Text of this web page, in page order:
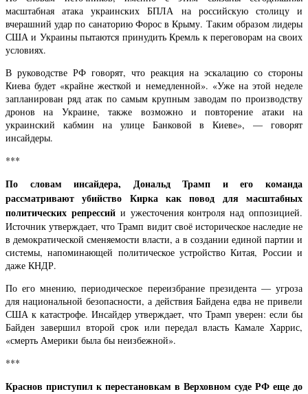
масштабная атака украинских БПЛА на российскую столицу и
вчерашний удар по санаторию Форос в Крыму. Таким образом лидеры
США и Украины пытаются принудить Кремль к переговорам на своих
условиях.
В руководстве РФ говорят, что реакция на эскалацию со стороны
Киева будет «крайне жесткой и немедленной». «Уже на этой неделе
запланирован ряд атак по самым крупным заводам по производству
дронов на Украине, также возможно и повторение атаки на
украинский кабмин на улице Банковой в Киеве», — говорят
инсайдеры.
***
По словам инсайдера, Дональд Трамп и его команда
рассматривают убийство Кирка как повод для масштабных
политических репрессийи ужесточения контроля над оппозицией.
Источник утверждает, что Трамп видит своё историческое наследие не
в демократической сменяемости власти, а в создании единой партии и
системы, напоминающей политическое устройство Китая, России и
даже КНДР.
По его мнению, периодическое переизбрание президента — угроза
для национальной безопасности, а действия Байдена едва не привели
США к катастрофе. Инсайдер утверждает, что Трамп уверен: если бы
Байден завершил второй срок или передал власть Камале Харрис,
«смерть Америки была бы неизбежной».
***
Краснов приступил к перестановкам в Верховном суде РФ еще до